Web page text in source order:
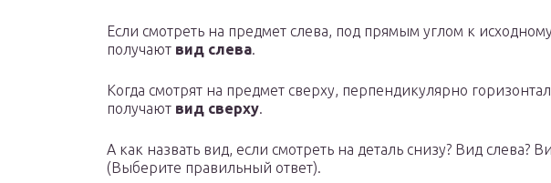
Если смотреть на предмет слева, под прямым углом к
получают вид слева.
Когда смотрят на предмет сверху, перпендикулярно
получают вид сверху.
А как назвать вид, если смотреть на деталь снизу? Вид слева?
(Выберите правильный ответ).